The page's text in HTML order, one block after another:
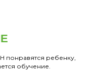
понравятся ребенку,
обучение.